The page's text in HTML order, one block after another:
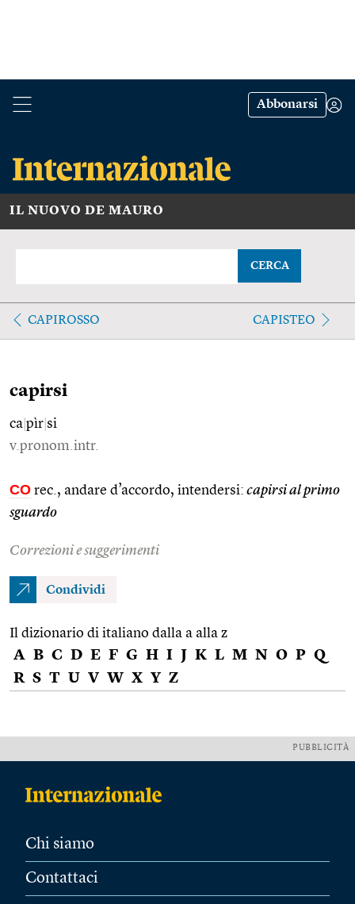
Abbonarsi
IL NUOVO DE MAURO
CERCA
CAPIROSSO CAPISTEO
capirsi
ca pìr si
v.pronom.intr.
CO rec., andare d’accordo, intendersi: capirsi al primo
sguardo
Correzioni e suggerimenti
Condividi
Il dizionario di italiano dalla a alla z
A B C D E F G H I J K L M N O P Q
R S T U V W X Y Z
PUBBLICITÀ
Chi siamo
Contattaci